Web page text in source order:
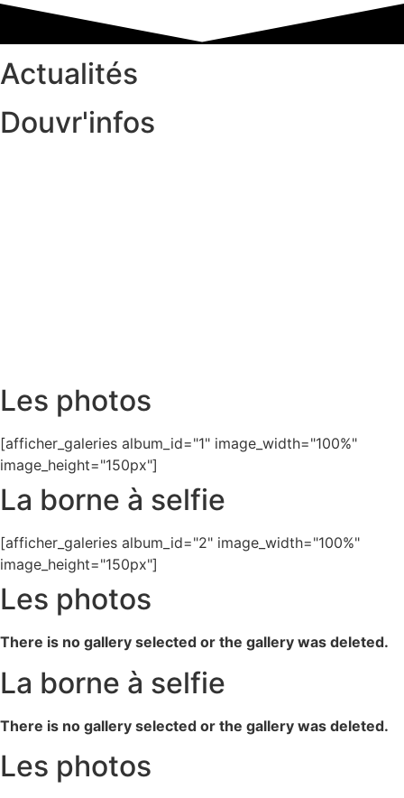
Actualités
Douvr'infos
Les photos
[afficher_galeries album_id="1" image_width="100%"
image_height="150px"]
La borne à selfie
[afficher_galeries album_id="2" image_width="100%"
image_height="150px"]
Les photos
There is no gallery selected or the gallery was deleted.
La borne à selfie
There is no gallery selected or the gallery was deleted.
Les photos